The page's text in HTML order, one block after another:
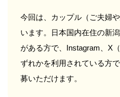
今回は、カップル（ご夫婦
います。日本国内在住の新
がある方で、Instagram、X
ずれかを利用されている方
募いただけます。